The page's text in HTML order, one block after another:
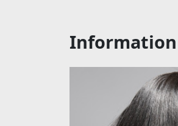
Information